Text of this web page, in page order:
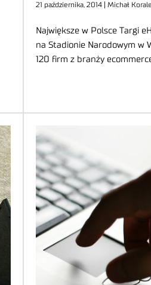
21 października, 2014 | Michał
Największe w Polsce Targi
na Stadionie Narodowym w
120 firm z branży